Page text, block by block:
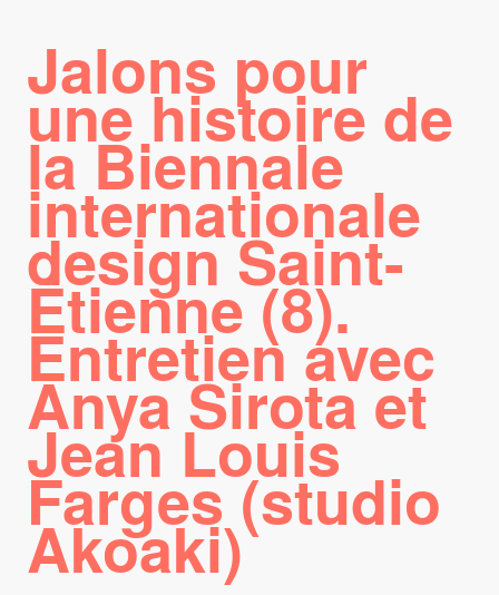
Jalons pour
une histoire de
la Biennale
internationale
design Saint-
Étienne (8).
Entretien avec
Anya Sirota et
Jean Louis
Farges (studio
Akoaki)